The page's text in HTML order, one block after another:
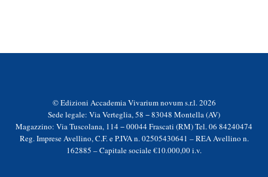
© Edizioni Accademia Vivarium novum s.r.l. 2026
Sede legale: Via Verteglia, 58 − 83048 Montella (AV)
Magazzino: Via Tuscolana, 114 − 00044 Frascati (RM) Tel. 06 84240474
Reg. Imprese Avellino, C.F. e P.IVA n. 02505430641 – REA Avellino n.
162885 – Capitale sociale €10.000,00 i.v.